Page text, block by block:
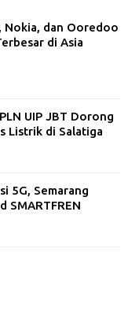
Nokia, dan Ooredoo
di Asia
UIP JBT Dorong
Listrik di Salatiga
5G, Semarang
SMARTFREN